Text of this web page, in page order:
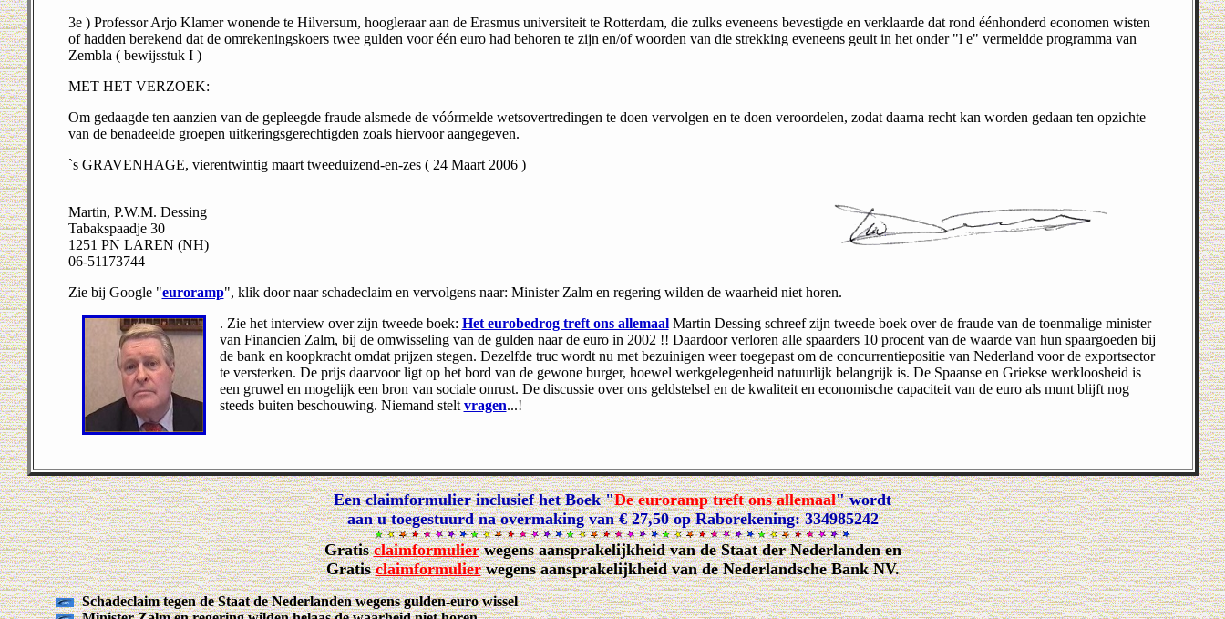
3e ) Professor Arjo Klamer wonende te Hilversum, hoogleraar aan de Erasmus universiteit te Rotterdam, die zulks eveneens bevestigde en verklaarde dat rond éénhonderd economen wisten
of hadden berekend dat de omrekeningskoers twee gulden voor één euro had behoren te zijn en/of woorden van die strekking eveneens geuit in het onder "l e" vermeldde programma van
Zembla ( bewijsstuk I )
MET HET VERZOEK:
Om gedaagde ten aanzien van de gepleegde fraude alsmede de vóórmelde wetsovertredingen te doen vervolgen en te doen veroordelen, zodat daarna recht kan worden gedaan ten opzichte
van de benadeelde groepen uitkeringsgerechtigden zoals hiervoor aangegeven.
`s GRAVENHAGE, vierentwintig maart tweeduizend-en-zes ( 24 Maart 2006 )
Martin, P.W.M. Dessing
Tabakspaadje 30
1251 PN LAREN (NH)
06-51173744
Zie bij Google "euroramp", klik door naar schadeclaim en vervolgens naar: Minister Zalm en regering wilden de waarheid niet horen.
. Zie het interview over zijn tweede boek: Het eurobedrog treft ons allemaalMartin Dessing schreef zijn tweede boek over de fraude van de toenmalige minister
van Financien Zalm, bij de omwisseling van de gulden naar de euro in 2002 !! Daardoor verloren alle spaarders 10 procent van de waarde van hun spaargoeden bij
de bank en koopkracht omdat prijzen stegen. Dezelfde truc wordt nu met bezuinigen weer toegepast om de concurrentiepositie van Nederland voor de exportsector
te versterken. De prijs daarvoor ligt op het bord van de gewone burger, hoewel werkgelegenheid natuurlijk belangrijk is. De Spaanse en Griekse werkloosheid is
een gruwel en mogelijk een bron van sociale onrust. De discussie over ons geldstelsel en de kwaliteit en economische capaciteit van de euro als munt blijft nog
steeds buiten beschouwing. Niemand stelt vragen...!
Een claimformulier inclusief het Boek "De euroramp treft ons allemaal" wordt
aan u toegestuurd na overmaking van € 27,50 op Raborekening: 334985242
Gratisclaimformulierwegens aansprakelijkheid van de Staat der Nederlanden en
Gratisclaimformulierwegens aansprakelijkheid van de Nederlandsche Bank NV.
Schadeclaim tegen de Staat de Nederlanden wegens gulden-euro wissel